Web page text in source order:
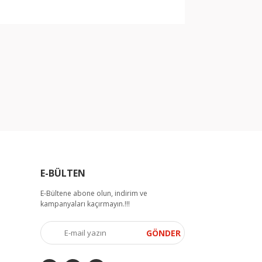
E-BÜLTEN
E-Bültene abone olun, indirim ve
kampanyaları kaçırmayın.!!!
GÖNDER